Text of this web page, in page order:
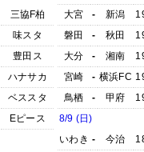
三協F柏
味スタ
豊田ス
ハナサカ
ベススタ
Eピース
大宮
- 新潟
磐田
- 秋田
大分
- 湘南
宮崎
- 横浜FC
鳥栖
- 甲府
8/9 (日)
いわき - 今治